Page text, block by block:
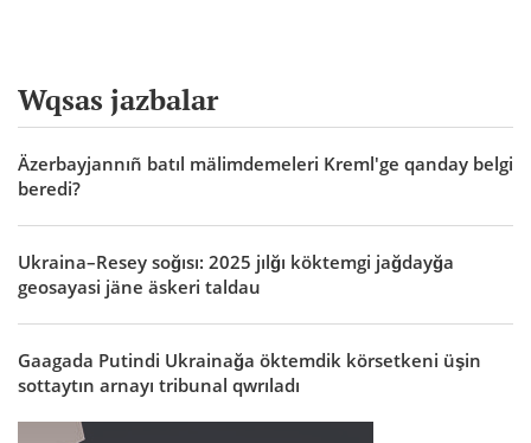
Wqsas jazbalar
Äzerbayjannıñ batıl mälimdemeleri Kreml'ge qanday belgi
beredi?
Ukraina–Resey soğısı: 2025 jılğı köktemgi jağdayğa
geosayasi jäne äskeri taldau
Gaagada Putindi Ukrainağa öktemdik körsetkeni üşin
sottaytın arnayı tribunal qwrıladı